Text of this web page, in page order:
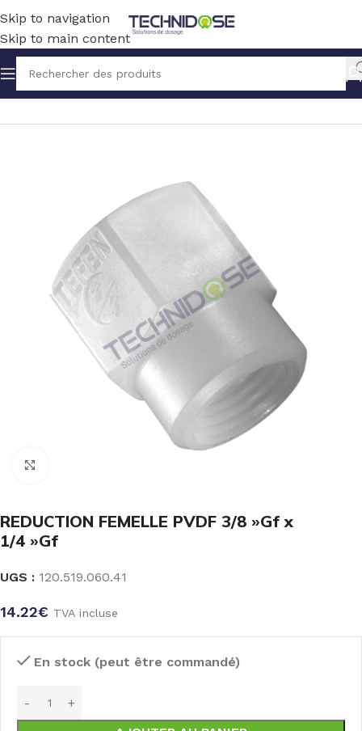
Skip to navigation
Skip to main content
Accueil TUYAUX ET RACCORDS RACCORDS PVDF
REDUCTION FEMELLE PVDF 3/8 »Gf x
1/4 »Gf
UGS : 120.519.060.41
14.22€ TVA incluse
En stock (peut être commandé)